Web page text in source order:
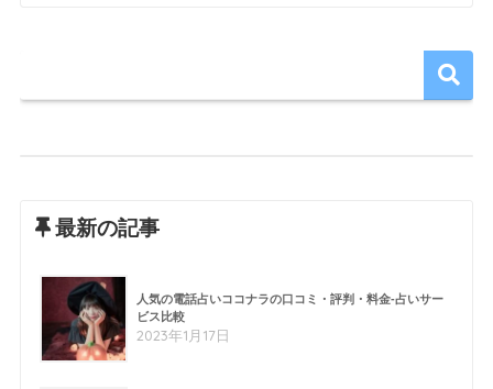
最新の記事
人気の電話占いココナラの口コミ・評判・料金-占いサー
ビス比較
2023年1月17日